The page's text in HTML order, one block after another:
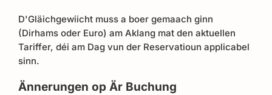
D'Gläichgewiicht muss a boer gemaach ginn
(Dirhams oder Euro) am Aklang mat den aktuellen
Tariffer, déi am Dag vun der Reservatioun applicabel
sinn.
Ännerungen op Är Buchung